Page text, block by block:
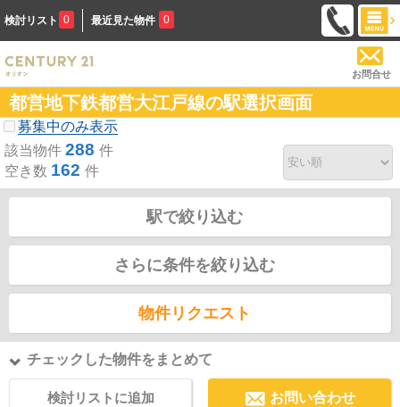
検討リスト 0 最近見た物件 0
お問合せ
都営地下鉄都営大江戸線の駅選択画面
募集中のみ表示
該当物件 288 件
空き数 162 件
駅で絞り込む
さらに条件を絞り込む
物件リクエスト
チェックした物件をまとめて
検討リストに追加 お問い合わせ